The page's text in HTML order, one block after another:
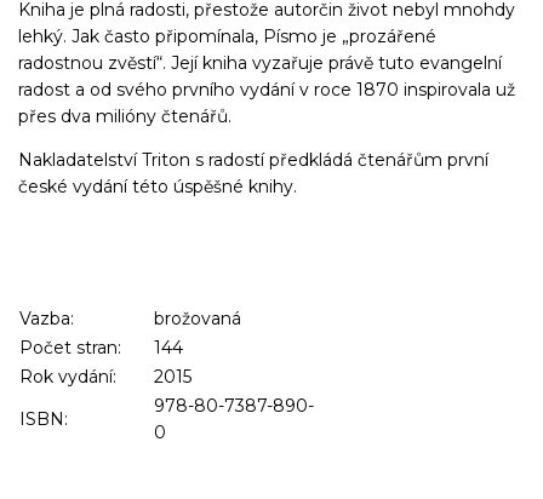
Kniha je plná radosti, přestože autorčin život nebyl mnohdy
lehký. Jak často připomínala, Písmo je „prozářené
radostnou zvěstí“. Její kniha vyzařuje právě tuto evangelní
radost a od svého prvního vydání v roce 1870 inspirovala už
přes dva milióny čtenářů.
Nakladatelství Triton s radostí předkládá čtenářům první
české vydání této úspěšné knihy.
Vazba:
brožovaná
Počet stran:
144
Rok vydání:
2015
ISBN:
978-80-7387-890-
0